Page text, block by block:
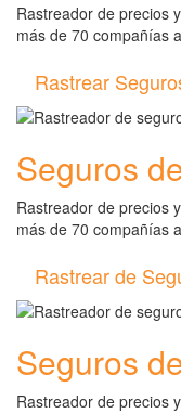
Rastreador de precios
más de 70 compañías
Rastrear
Seguros
Rastreador de precios
más de 70 compañías
Rastrear de
Seguros
Rastreador de precios